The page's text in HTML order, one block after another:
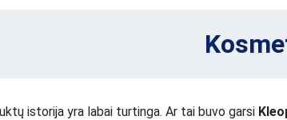
istorija yra labai turtinga. Ar tai buvo garsi